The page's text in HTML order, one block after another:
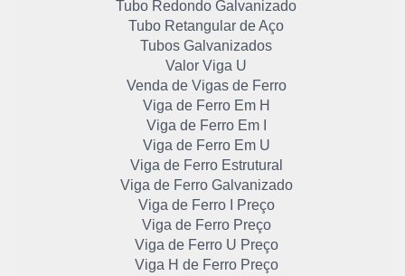
Tubo Redondo Galvanizado
Tubo Retangular de Aço
Tubos Galvanizados
Valor Viga U
Venda de Vigas de Ferro
Viga de Ferro Em H
Viga de Ferro Em I
Viga de Ferro Em U
Viga de Ferro Estrutural
Viga de Ferro Galvanizado
Viga de Ferro I Preço
Viga de Ferro Preço
Viga de Ferro U Preço
Viga H de Ferro Preço